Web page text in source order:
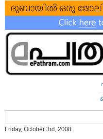
Friday, October 3rd, 2008